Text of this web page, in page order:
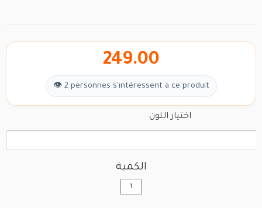
249.00
👁 2 personnes s'intéressent à ce produit
اختيار اللون
الكمية